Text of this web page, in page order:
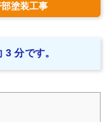
塗装工事
分です。